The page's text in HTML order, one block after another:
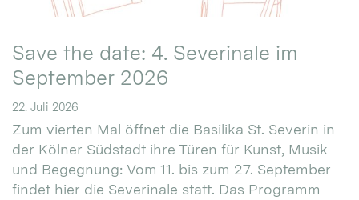
Save the date: 4. Severinale im
September 2026
22. Juli 2026
Zum vierten Mal öffnet die Basilika St. Severin in
der Kölner Südstadt ihre Türen für Kunst, Musik
und Begegnung: Vom 11. bis zum 27. September
findet hier die Severinale statt. Das Programm